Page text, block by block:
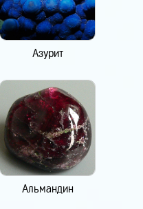
Азурит
Альмандин